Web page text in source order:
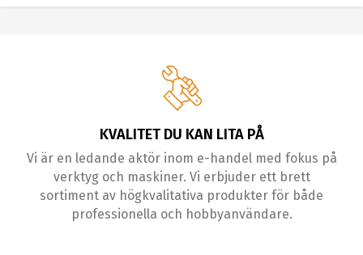
KVALITET DU KAN LITA PÅ
Vi är en ledande aktör inom e-handel med fokus på
verktyg och maskiner. Vi erbjuder ett brett
sortiment av högkvalitativa produkter för både
professionella och hobbyanvändare.